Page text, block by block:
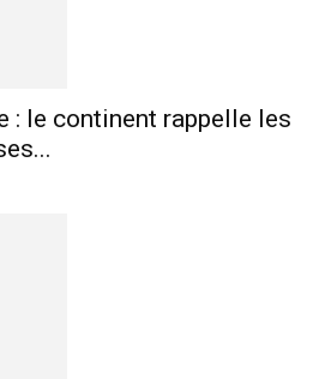
: le continent rappelle les